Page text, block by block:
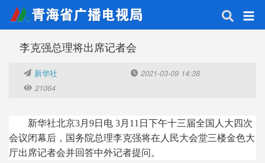
李克强总理将出席记者会
新华社
2021-03-09 14:38
21064
新华社北京3月9日电 3月11日下午十三届全国人大四次
会议闭幕后，国务院总理李克强将在人民大会堂三楼金色大
厅出席记者会并回答中外记者提问。